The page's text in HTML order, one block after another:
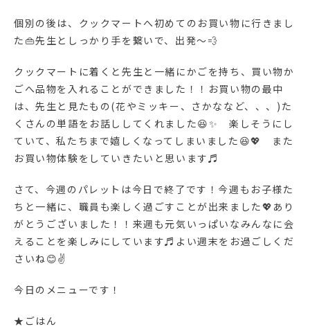
個別の後は、クックマートへ初めてのお買い物に行きまし
た👜先生としっかり手を繋いで、出発～💨
クックマートに着くと先生と一緒にかごを持ち、買い物か
ごへ品物を入れることができました！！お買い物の最中
は、先生と見たもの(花やミッキー、さかななど、、、)た
くさんの単語をお話ししてくれました😆✨ 楽しそうにし
ていて、私たちまで嬉しくなってしまいました😆💖 また
お買い物体験をしていきたいと思います♬
さて、今週のパレットは今日で終了です！今週もお子様た
ちと一緒に、職員も楽しく過ごすことが出来ました💖あり
がとうございました！！来週も元気いっぱいなみんなに会
えることを楽しみにしています♬よい週末をお過ごしくだ
さいね😊✌
今日のメニューです！
★ごはん